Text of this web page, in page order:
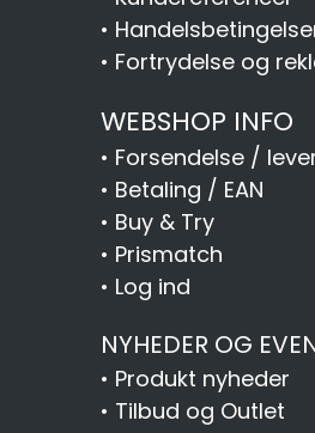
•
• Fortrydelse og
WEBSHOP INFO
• Forsendelse /
• Betaling / EAN
• Buy & Try
• Prismatch
• Log ind
NYHEDER OG
• Produkt nyheder
• Tilbud og Outlet